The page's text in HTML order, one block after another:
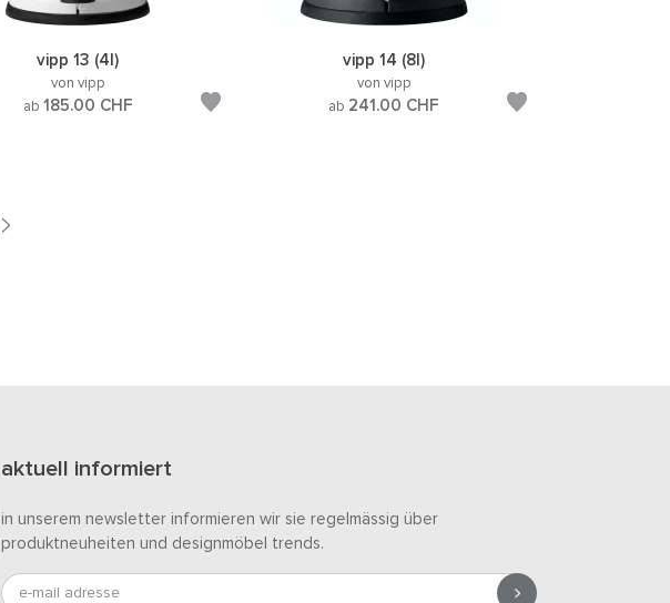
vipp 13 (4l)
von vipp
ab 185.00 CHF
vipp 14 (8l)
von vipp
ab 241.00 CHF
aktuell informiert
in unserem newsletter informieren wir sie regelmässig über
produktneuheiten und designmöbel trends.
e-mail adresse